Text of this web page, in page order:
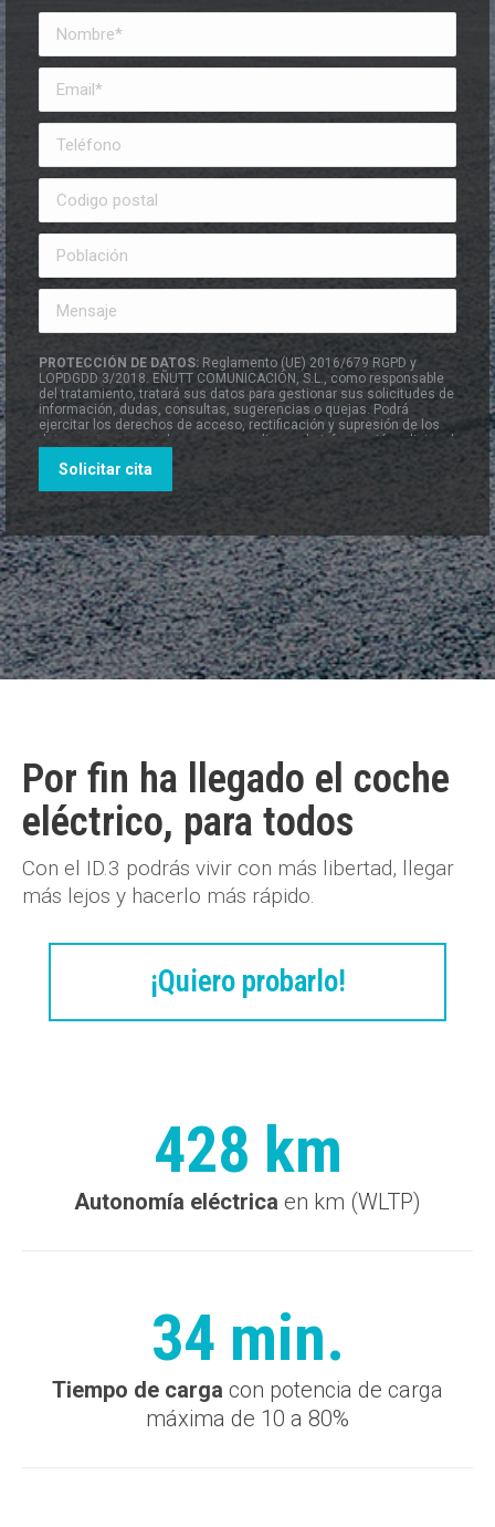
PROTECCIÓN DE DATOS: Reglamento (UE) 2016/679 RGPD y
LOPDGDD 3/2018. EÑUTT COMUNICACIÓN, S.L., como responsable
del tratamiento, tratará sus datos para gestionar sus solicitudes de
información, dudas, consultas, sugerencias o quejas. Podrá
ejercitar los derechos de acceso, rectificación y supresión de los
datos, entre otros, tal y como se explica en la información adicional
que está a su disposición en el apartado de
Política de Privacidad
Por fin ha llegado el coche
eléctrico, para todos
Con el ID.3 podrás vivir con más libertad, llegar
más lejos y hacerlo más rápido.
¡Quiero probarlo!
428 km
Autonomía eléctrica en km (WLTP)
34 min.
Tiempo de carga con potencia de carga
máxima de 10 a 80%